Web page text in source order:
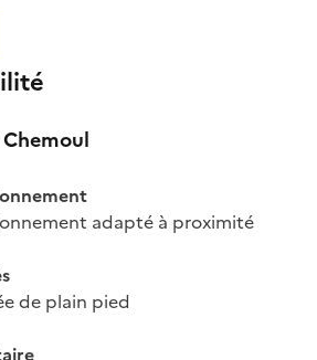
adapté à proximité
de plain pied